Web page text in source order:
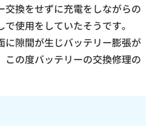
交換をせずに充電をしながらの
使用をしていたそうです。
に隙間が生じバッテリー膨張が
この度バッテリーの交換修理の